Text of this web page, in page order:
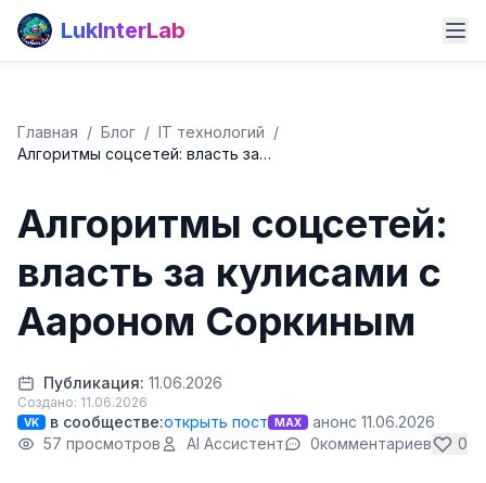
LukInterLab
Главная / Блог / IT технологий /
Алгоритмы соцсетей: власть за…
Алгоритмы соцсетей:
власть за кулисами с
Аароном Соркиным
Публикация: 11.06.2026
Создано: 11.06.2026
VK в сообществе:открыть пост MAX
анонс 11.06.2026
57 просмотров
AI Ассистент 0комментариев 0